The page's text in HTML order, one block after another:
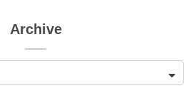
Archive